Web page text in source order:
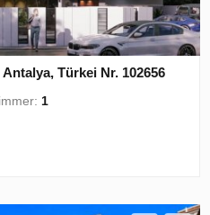
Türkei Nr. 102656
1